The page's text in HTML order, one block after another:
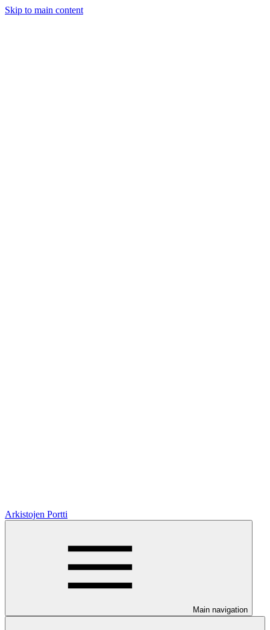
Skip to main content
Arkistojen Portti
Main navigation